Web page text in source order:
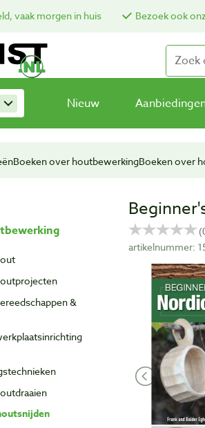
vaak morgen in huis Bezoek ook
Nieuw
Boeken over houtbewerkingBoeken over
&
artikelnummer: